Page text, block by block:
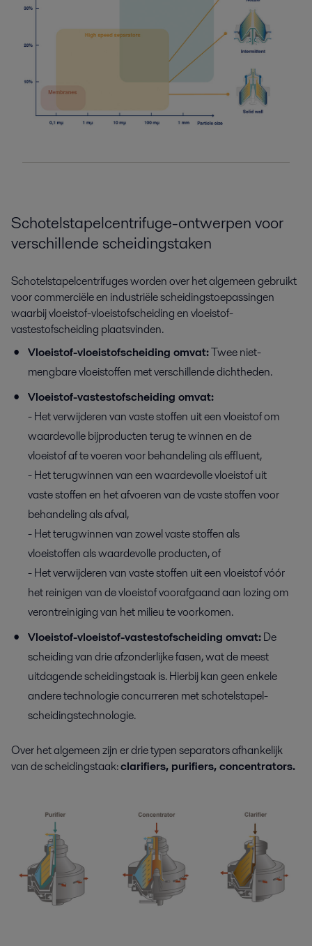
Schotelstapelcentrifuge-ontwerpen voor
verschillende scheidingstaken
Schotelstapelcentrifuges worden over het algemeen gebruikt
voor commerciële en industriële scheidingstoepassingen
waarbij vloeistof-vloeistofscheiding en vloeistof-
vastestofscheiding plaatsvinden.
Vloeistof-vloeistofscheiding omvat:Twee niet-
mengbare vloeistoffen met verschillende dichtheden.
Vloeistof-vastestofscheiding omvat:
- Het verwijderen van vaste stoffen uit een vloeistof om
waardevolle bijproducten terug te winnen en de
vloeistof af te voeren voor behandeling als effluent,
- Het terugwinnen van een waardevolle vloeistof uit
vaste stoffen en het afvoeren van de vaste stoffen voor
behandeling als afval,
- Het terugwinnen van zowel vaste stoffen als
vloeistoffen als waardevolle producten, of
- Het verwijderen van vaste stoffen uit een vloeistof vóór
het reinigen van de vloeistof voorafgaand aan lozing om
verontreiniging van het milieu te voorkomen.
Vloeistof-vloeistof-vastestofscheiding omvat:De
scheiding van drie afzonderlijke fasen, wat de meest
uitdagende scheidingstaak is. Hierbij kan geen enkele
andere technologie concurreren met schotelstapel-
scheidingstechnologie.
Over het algemeen zijn er drie typen separators afhankelijk
van de scheidingstaak:clarifiers, purifiers, concentrators.